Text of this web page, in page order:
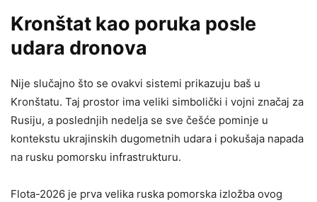
Kronštat kao poruka posle
udara dronova
Nije slučajno što se ovakvi sistemi prikazuju baš u
Kronštatu. Taj prostor ima veliki simbolički i vojni značaj za
Rusiju, a poslednjih nedelja se sve češće pominje u
kontekstu ukrajinskih dugometnih udara i pokušaja napada
na rusku pomorsku infrastrukturu.
Flota-2026 je prva velika ruska pomorska izložba ovog